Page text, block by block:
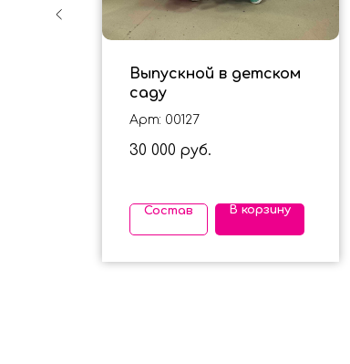
Выпускной в детском
саду
Арт: 00127
30 000 руб.
Состав В корзину